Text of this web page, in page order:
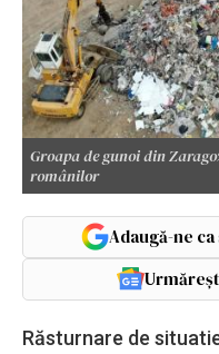
Groapa de gunoi din
românilor
Adaugă-ne
Răsturnare de